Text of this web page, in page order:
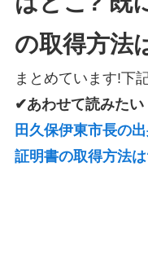
の取得方法
まとめています!下
✔あわせて読みたい
田久保伊東市長の
証明書の取得方法